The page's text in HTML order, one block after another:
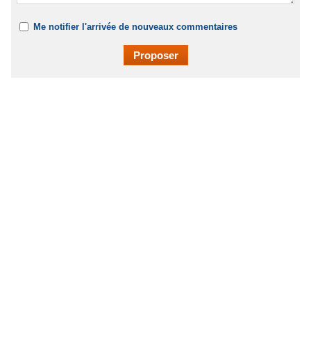
Me notifier l'arrivée de nouveaux commentaires